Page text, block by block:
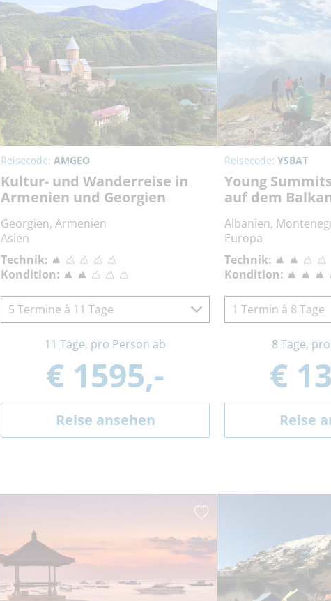
Reisecode: AMGEO
Kultur- und Wanderreise in
Armenien und Georgien
Georgien, Armenien
Asien
Technik:
Kondition:
5 Termine à 11 Tage
11 Tage, pro Person ab
€ 1595,-
Reise ansehen
Reisecode: YSBAT
Young
auf dem
Albanien,
Europa
Technik:
Kondition:
1 Termin à 8 Tage
8 Tage,
€
Reise